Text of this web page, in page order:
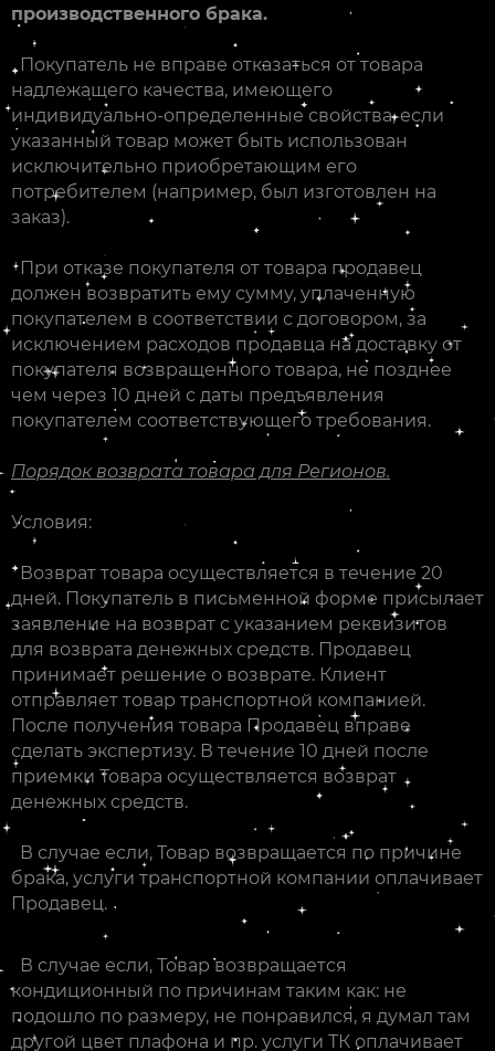
производственного брака.
Покупатель не вправе отказаться от товара
надлежащего качества, имеющего
индивидуально-определенные свойства, если
указанный товар может быть использован
исключительно приобретающим его
потребителем (например, был изготовлен на
заказ).
При отказе покупателя от товара продавец
должен возвратить ему сумму, уплаченную
покупателем в соответствии с договором, за
исключением расходов продавца на доставку от
покупателя возвращенного товара, не позднее
чем через 10 дней с даты предъявления
покупателем соответствующего требования.
Порядок возврата товара для Регионов.
Условия:
Возврат товара осуществляется в течение 20
дней. Покупатель в письменной форме присылает
заявление на возврат с указанием реквизитов
для возврата денежных средств. Продавец
принимает решение о возврате. Клиент
отправляет товар транспортной компанией.
После получения товара Продавец вправе
сделать экспертизу. В течение 10 дней после
приемки Товара осуществляется возврат
денежных средств.
В случае если, Товар возвращается по причине
брака, услуги транспортной компании оплачивает
Продавец.
В случае если, Товар возвращается
кондиционный по причинам таким как: не
подошло по размеру, не понравился, я думал там
другой цвет плафона и пр. услуги ТК оплачивает